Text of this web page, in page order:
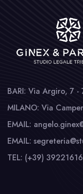
BARI: Via Argiro, 7 -
MILANO: Via
EMAIL:
EMAIL:
TEL: (+39)